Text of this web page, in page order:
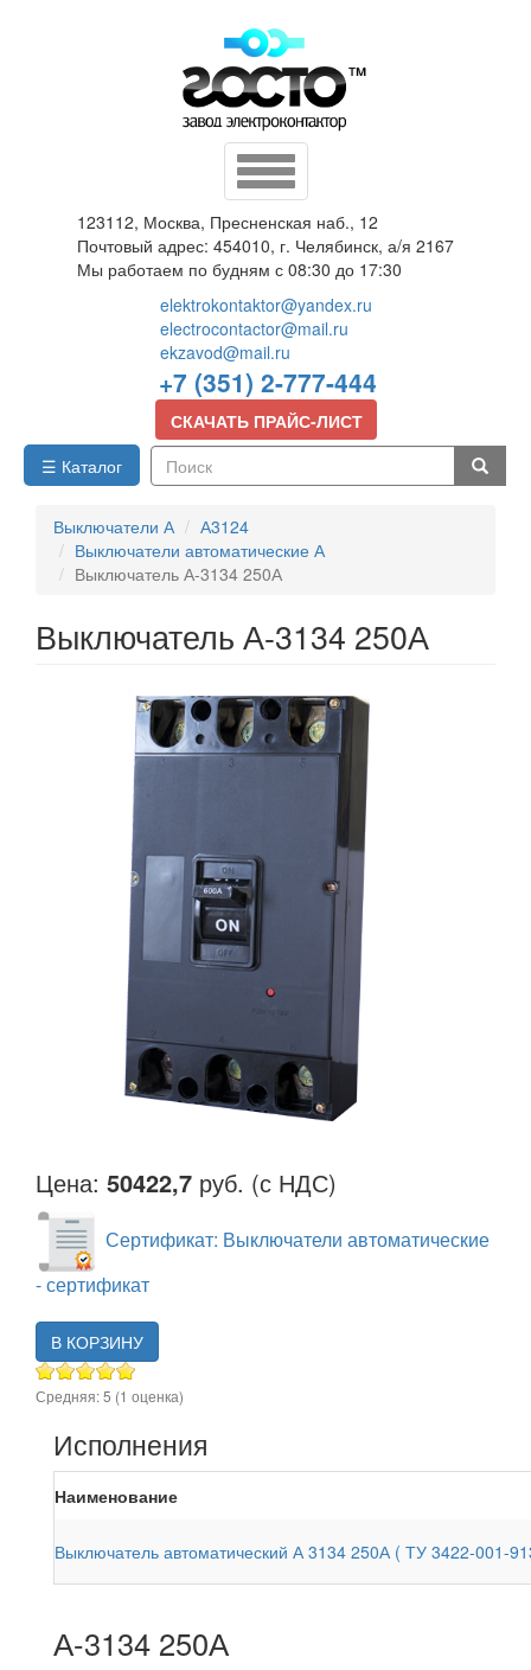
Toggle
navigation
123112, Москва, Пресненская наб., 12
Почтовый адрес: 454010, г. Челябинск, а/я 2167
Мы работаем по будням с 08:30 до 17:30
elektrokontaktor@yandex.ru
electrocontactor@mail.ru
ekzavod@mail.ru
+7 (351) 2-777-444
СКАЧАТЬ ПРАЙС-ЛИСТ
☰ Каталог
Выключатели А
А3124
Выключатели автоматические А
Выключатель А-3134 250А
Выключатель А-3134 250А
Цена: 50422,7 руб. (с НДС)
Сертификат: Выключатели автоматические
- сертификат
В КОРЗИНУ
Средняя:5 (1 оценка)
Исполнения
Наименование
Выключатель автоматический А 3134 250А ( ТУ 3422-001-
А-3134 250А